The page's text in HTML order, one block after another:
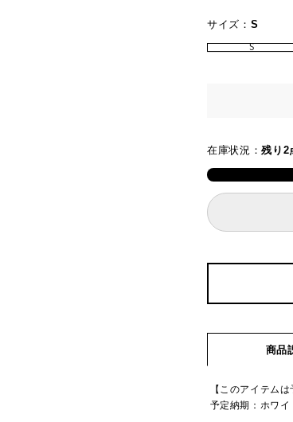
サイズ： S
S
在庫状況：残り2
商品
【このアイテムは
予定納期：ホワ